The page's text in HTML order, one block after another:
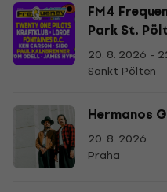
FM4
Park St.
20. 8. 2026 -
Sankt Pölten
Hermanos
20. 8. 2026
Praha